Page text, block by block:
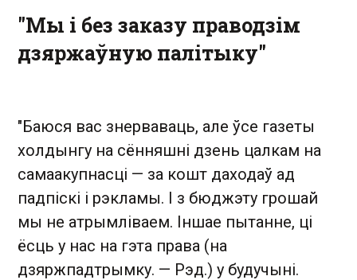
"Мы і без заказу праводзім
дзяржаўную палітыку"
"Баюся вас знерваваць, але ўсе газеты
холдынгу на сённяшні дзень цалкам на
самаакупнасці — за кошт даходаў ад
падпіскі і рэкламы. І з бюджэту грошай
мы не атрымліваем. Іншае пытанне, ці
ёсць у нас на гэта права (на
дзяржпадтрымку. — Рэд.) у будучыні.